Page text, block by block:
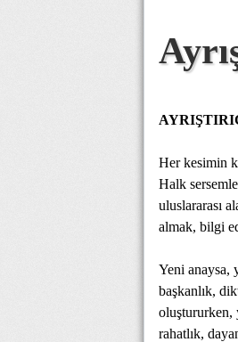
Her kesimin
Halk
uluslararası
almak, bilgi
Yeni anaysa,
başkanlık,
oluştururken,
rahatlık,